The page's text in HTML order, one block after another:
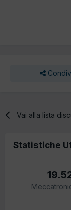
Vai alla lista
Statistiche